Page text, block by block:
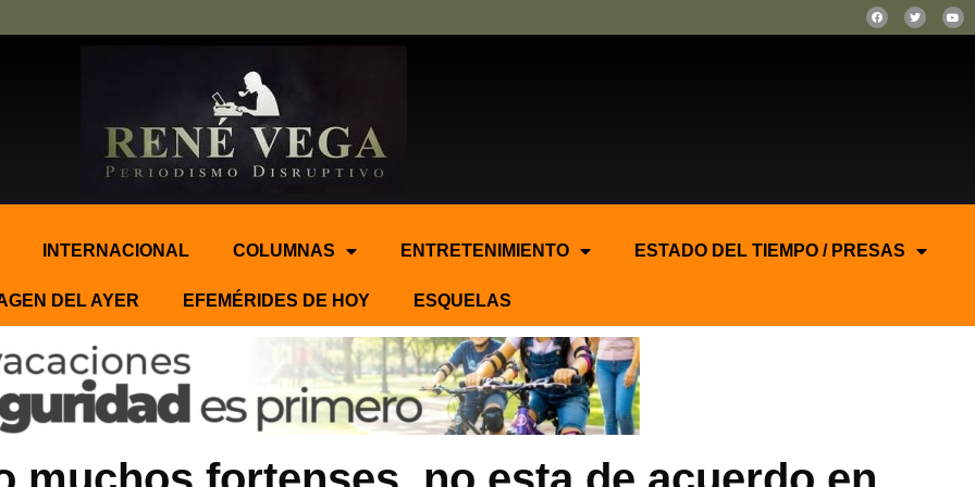
INTERNACIONAL COLUMNAS ENTRETENIMIENTO ESTADO DEL TIEMPO / PRESAS
DEL AYER EFEMÉRIDES DE HOY ESQUELAS